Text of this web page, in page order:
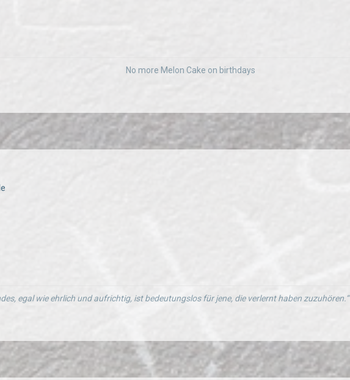
No more Melon Cake on birthdays
egal wie ehrlich und aufrichtig, ist bedeutungslos für jene, die verlernt haben zuzuhören.“